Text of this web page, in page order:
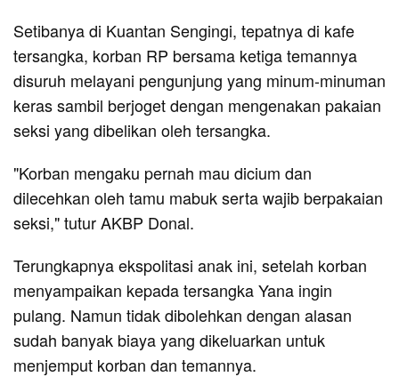
Setibanya di Kuantan Sengingi, tepatnya di kafe
tersangka, korban RP bersama ketiga temannya
disuruh melayani pengunjung yang minum-minuman
keras sambil berjoget dengan mengenakan pakaian
seksi yang dibelikan oleh tersangka.
"Korban mengaku pernah mau dicium dan
dilecehkan oleh tamu mabuk serta wajib berpakaian
seksi," tutur AKBP Donal.
Terungkapnya ekspolitasi anak ini, setelah korban
menyampaikan kepada tersangka Yana ingin
pulang. Namun tidak dibolehkan dengan alasan
sudah banyak biaya yang dikeluarkan untuk
menjemput korban dan temannya.